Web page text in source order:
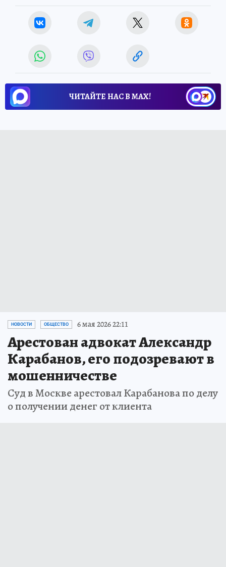
ЧИТАЙТЕ НАС В МАХ!
НОВОСТИ ОБЩЕСТВО 6 мая 2026 22:11
Арестован адвокат Александр
Карабанов, его подозревают в
мошенничестве
Суд в Москве арестовал Карабанова по делу
о получении денег от клиента